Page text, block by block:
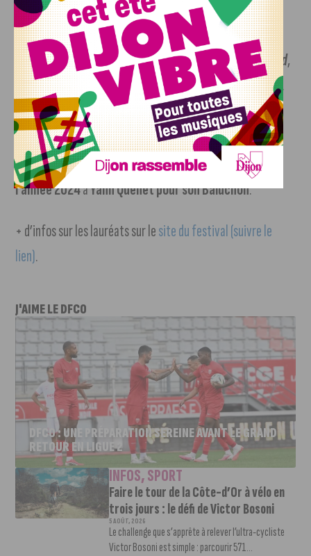
Le jury des lecteurs de la Bibliothèque municipale de
Dijon
a remis son Prix à Island, Island. L’appel du 66° Nord,
écrit par Pierre-Antoine Guillotel aux éditions Transboréal.
Le Prix réalisation
La Guilde a décernéLa Toison d’or de l’aventurier de
l’année 2024àYann Quenet pour son Baluchon.
+ d’infos sur les lauréats sur lesite du festival (suivre le
lien).
J'AIME LE DFCO
DFCO : UNE PRÉPARATION SEREINE AVANT LE GRAND
RETOUR EN LIGUE 2
INFOS,SPORT
Faire le tour de la Côte-d’Or à vélo en
trois jours : le défi de Victor Bosoni
5 AOÛT, 2026
Le challenge que s’apprête à relever l’ultra-cycliste
Victor Bosoni est simple : parcourir 571...